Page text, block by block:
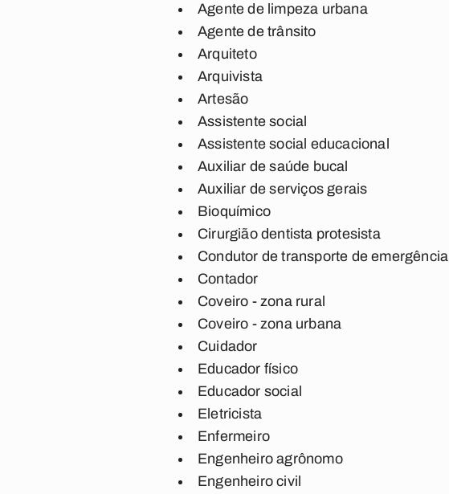
Agente de limpeza urbana
Agente de trânsito
Arquiteto
Arquivista
Artesão
Assistente social
Assistente social educacional
Auxiliar de saúde bucal
Auxiliar de serviços gerais
Bioquímico
Cirurgião dentista protesista
Condutor de transporte de emergência
Contador
Coveiro - zona rural
Coveiro - zona urbana
Cuidador
Educador físico
Educador social
Eletricista
Enfermeiro
Engenheiro agrônomo
Engenheiro civil